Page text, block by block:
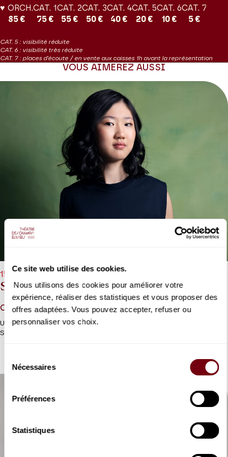
Ce site web utilise des cookies.
Nous utilisons des cookies pour améliorer votre
expérience, réaliser des statistiques et vous proposer des
offres adaptées. Vous pouvez accepter, refuser ou
personnaliser vos choix.
Nécessaires
Préférences
Statistiques
♥ ORCH.
85 €
CAT. 1
75 €
CAT. 2
55 €
CAT. 3
50 €
CAT. 4
40 €
CAT. 5
20 €
CAT. 6
10 €
CAT. 7
5 €
CAT. 5 : visibilité réduite
CAT. 6 : visibilité très réduite
CAT. 7 : places d'écoute / en vente aux caisses 1h avant la représentation
VOUS AIMEREZ AUSSI
Sophia Liu
15/11/2026 - 11h00
Chopin, Tchaïkovski, Balakirev
Un dimanche matin bercé par le clavier romantique de la jeune
Sophia Liu.